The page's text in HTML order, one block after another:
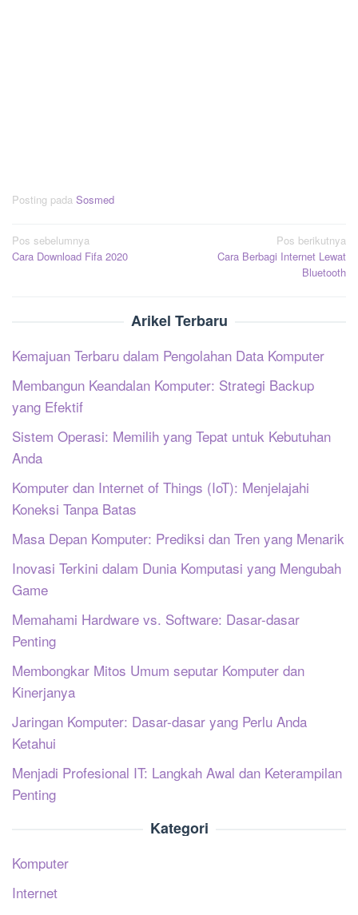
Posting pada Sosmed
Navigasi
pos
Pos sebelumnya
Cara Download Fifa 2020
Pos berikutnya
Cara Berbagi Internet Lewat
Bluetooth
Arikel Terbaru
Kemajuan Terbaru dalam Pengolahan Data Komputer
Membangun Keandalan Komputer: Strategi Backup
yang Efektif
Sistem Operasi: Memilih yang Tepat untuk Kebutuhan
Anda
Komputer dan Internet of Things (IoT): Menjelajahi
Koneksi Tanpa Batas
Masa Depan Komputer: Prediksi dan Tren yang Menarik
Inovasi Terkini dalam Dunia Komputasi yang Mengubah
Game
Memahami Hardware vs. Software: Dasar-dasar
Penting
Membongkar Mitos Umum seputar Komputer dan
Kinerjanya
Jaringan Komputer: Dasar-dasar yang Perlu Anda
Ketahui
Menjadi Profesional IT: Langkah Awal dan Keterampilan
Penting
Kategori
Komputer
Internet